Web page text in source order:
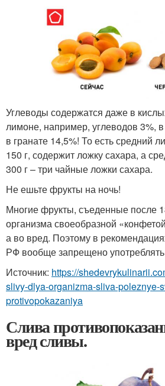
Углеводы содержатся даже в
лимоне, например, углеводов 3%,
в гранате 14,5%! То есть средний
150 г, содержит ложку сахара, а
300 г – три чайные ложки сахара.
Не ешьте фрукты на ночь!
Многие фрукты, съеденные после
организма своеобразной
а во вред. Поэтому в
РФ вообще запрещено
Источник: https://
slivy-dlya-organizma-sliva-poleznye-
protivopokazaniya
Слива
вред сливы.